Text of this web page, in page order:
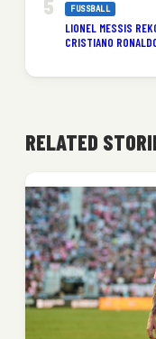
FUSSBALL
LIONEL MESSIS
CRISTIANO
RELATED